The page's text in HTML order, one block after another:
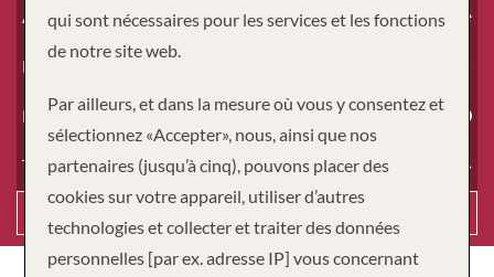
Adultes
Enfants
Durée
Type de voyage
qui sont nécessaires pour les services et les fonctions
de notre site web.
Par ailleurs, et dans la mesure où vous y consentez et
sélectionnez «Accepter», nous, ainsi que nos
partenaires (jusqu’à cinq), pouvons placer des
cookies sur votre appareil, utiliser d’autres
technologies et collecter et traiter des données
personnelles [par ex. adresse IP] vous concernant